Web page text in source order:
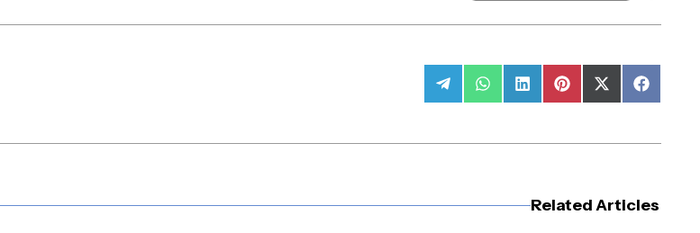
Share
on
Share
on
Share
on
Share
on
Share
on
Share
on
Related Articles